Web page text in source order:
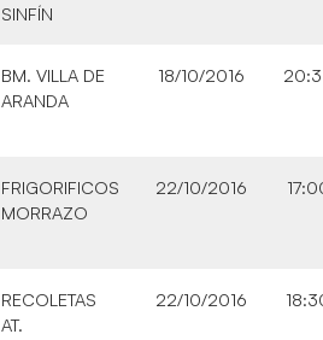
SINFÍN
BM. VILLA DE
ARANDA
18/10/2016
FRIGORIFICOS
MORRAZO
22/10/2016
RECOLETAS
AT.
22/10/2016